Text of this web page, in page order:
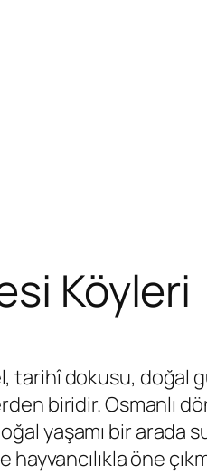
Köyleri
tarihî dokusu,
biridir. Osmanlı
yaşamı bir arada
hayvancılıkla öne